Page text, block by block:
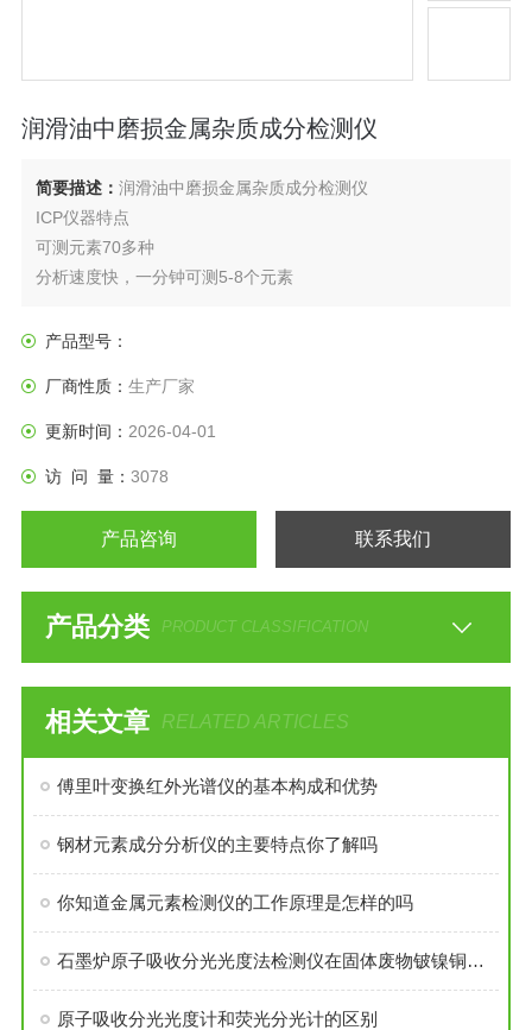
润滑油中磨损金属杂质成分检测仪
简要描述： 润滑油中磨损金属杂质成分检测仪
ICP仪器特点
可测元素70多种
分析速度快，一分钟可测5-8个元素
检出限低，达到ppb量级，Ba甚至达到0.7ppb
分析成本低，一瓶氩气可以用8个小时。
产品型号：
厂商性质： 生产厂家
更新时间： 2026-04-01
访 问 量： 3078
产品咨询 联系我们
产品分类 PRODUCT CLASSIFICATION
相关文章 RELATED ARTICLES
傅里叶变换红外光谱仪的基本构成和优势
钢材元素成分分析仪的主要特点你了解吗
你知道金属元素检测仪的工作原理是怎样的吗
石墨炉原子吸收分光光度法检测仪在固体废物铍镍铜和钼测定中的应用
原子吸收分光光度计和荧光分光计的区别